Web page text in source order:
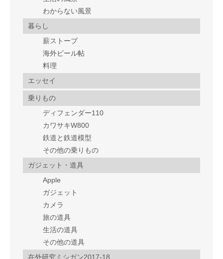
わからない風景
暮らし
薪ストーブ
海外ビール帖
料理
エッセイ
乗りもの
ディフェンダー110
カワサキW800
鉄道と鉄道模型
その他の乗りもの
ガジェット・道具
Apple
ガジェット
カメラ
旅の道具
生活の道具
その他の道具
在外研究ミシガン2017-18